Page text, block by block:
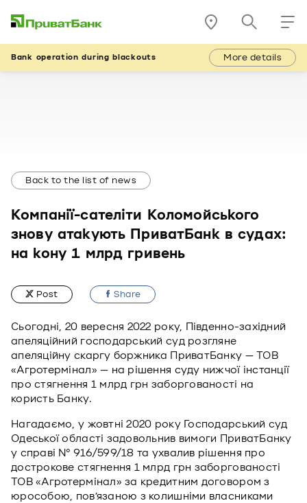
Bank operation during blackouts More details
Back to the list of news
Компанії-сателіти Коломойського
знову атакують ПриватБанк в судах:
на кону 1 млрд гривень
Post Share
Сьогодні, 20 вересня 2022 року, Південно-західний
апеляційний господарський суд розгляне
апеляційну скаргу боржника ПриватБанку — ТОВ
«Агротермінал» — на рішення суду нижчої інстанції
про стягнення 1 млрд грн заборгованості на
користь Банку.
Нагадаємо, у жовтні 2020 року Господарський суд
Одеської області задовольнив вимоги ПриватБанку
у справі № 916/599/18 та ухвалив рішення про
дострокове стягнення 1 млрд грн заборгованості
ТОВ «Агротермінал» за кредитним договором з
юрособою, пов’язаною з колишніми власниками